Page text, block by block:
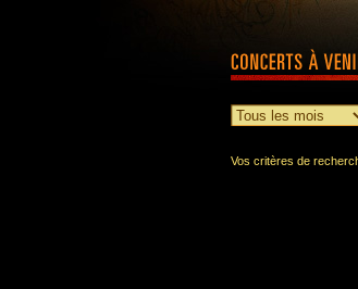
Vos critères de